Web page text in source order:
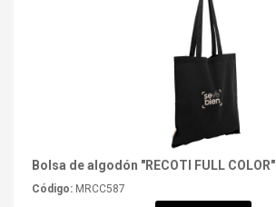
Bolsa de algodón "RECOTI FULL COLOR"
Código: MRCC587